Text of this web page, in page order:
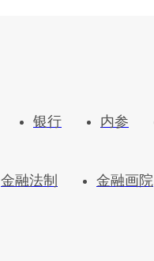
银行 内参
金融法制 金融画院